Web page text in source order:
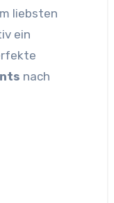
liebsten
ein
nach